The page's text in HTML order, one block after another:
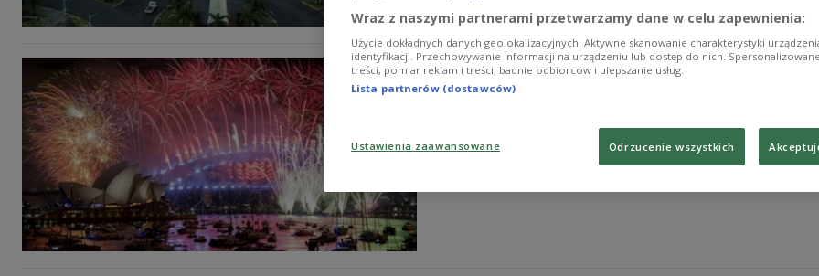
Na świecie już 2019 rok. Zobacz,
Część mieszkańców kuli ziemskiej powitała już
Pacyfiku czy w Japonii. Nowy Rok najpóźniej powitają
Zobacz więcej na temat: ŚWIAT Nowy Rok Australia
Wraz z naszymi partnerami przetwarzamy dane w celu zapewnienia:
Użycie dokładnych danych geolokalizacyjnych. Aktywne skanowanie charakterystyki
identyfikacji. Przechowywanie informacji na urządzeniu lub dostęp do nich.
treści, pomiar reklam i treści, badnie odbiorców i ulepszanie usług.
Lista partnerów (dostawców)
Ustawienia zaawansowane Odrzucenie wszystkich